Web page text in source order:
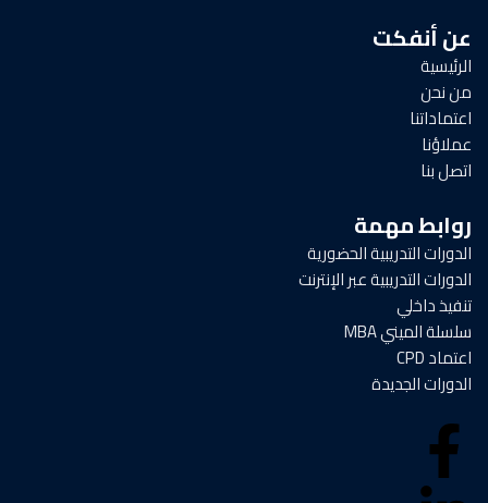
عن أنفكت
الرئيسية
من نحن
اعتماداتنا
عملاؤنا
اتصل بنا
روابط مهمة
الدورات التدريبية الحضورية
الدورات التدريبية عبر الإنترنت
تنفيذ داخلي
سلسلة الميني MBA
اعتماد CPD
الدورات الجديدة